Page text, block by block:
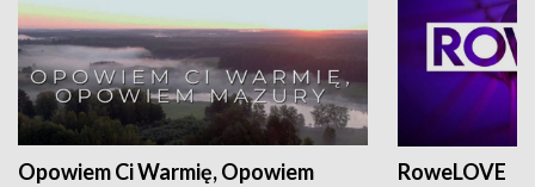
Opowiem Ci Warmię, Opowiem
RoweLOVE